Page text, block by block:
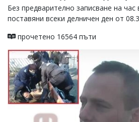
Коментарите
под
се
читателите
и
редакцията
не
носи
Без предварително записване на
поставяни всеки делничен ден от
прочетено 16564 пъти